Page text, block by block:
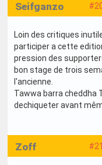
Seifganzo
Loin des critiques
participer a cette
pression des
bon stage de trois
l'ancienne.
Tawwa barra cheddha
dechiqueter avant
Zoff